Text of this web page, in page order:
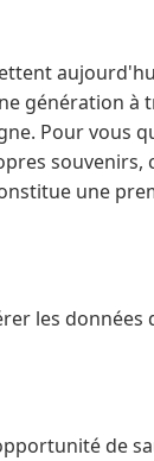
génération à
Pour vous
souvenirs,
une
les données
de